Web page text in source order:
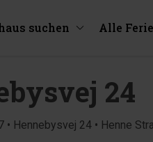
suchen Alle
24
• Hennebysvej 24 • Henne